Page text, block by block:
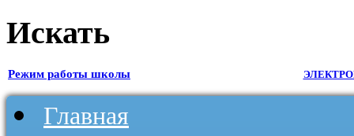
Искать
Режим работы школы
Главная